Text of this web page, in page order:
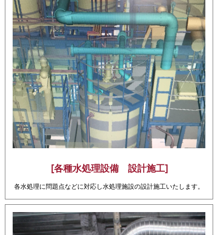
[各種水処理設備 設計施工]
各水処理に問題点などに対応し水処理施設の設計施工いたします。